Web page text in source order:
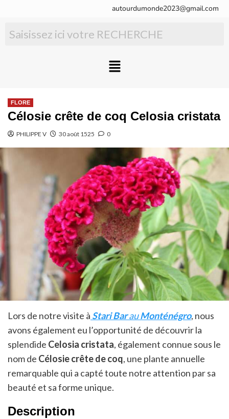
autourdumonde2023@gmail.com
FLORE
Célosie crête de coq Celosia cristata
PHILIPPE V 30 août 1525 0
Lors de notre visite à Stari BarauMonténégro, nous
avons également eu l’opportunité de découvrir la
splendide Celosia cristata, également connue sous le
nom de Célosie crête de coq, une plante annuelle
remarquable qui a capté toute notre attention par sa
beauté et sa forme unique.
Description